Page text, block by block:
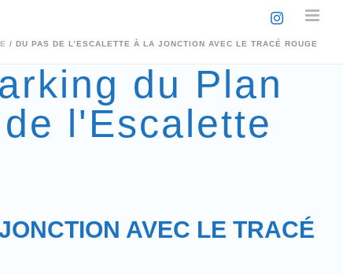
/ DU PAS DE L’ESCALETTE À LA JONCTION AVEC LE TRACÉ ROUGE
du Plan
l'Escalette
AVEC LE TRACÉ